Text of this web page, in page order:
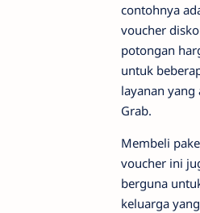
contohnya
voucher
potongan
untuk
layanan yang
Grab.
Membeli
voucher ini
berguna
keluarga yang